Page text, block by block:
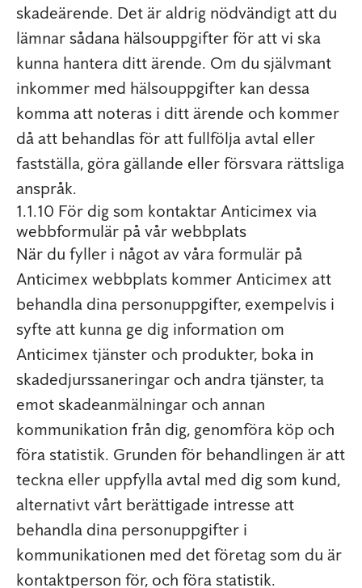
skadeärende. Det är aldrig nödvändigt att du
lämnar sådana hälsouppgifter för att vi ska
kunna hantera ditt ärende. Om du självmant
inkommer med hälsouppgifter kan dessa
komma att noteras i ditt ärende och kommer
då att behandlas för att fullfölja avtal eller
fastställa, göra gällande eller försvara rättsliga
anspråk.
1.1.10 För dig som kontaktar Anticimex via
webbformulär på vår webbplats
När du fyller i något av våra formulär på
Anticimex webbplats kommer Anticimex att
behandla dina personuppgifter, exempelvis i
syfte att kunna ge dig information om
Anticimex tjänster och produkter, boka in
skadedjurssaneringar och andra tjänster, ta
emot skadeanmälningar och annan
kommunikation från dig, genomföra köp och
föra statistik. Grunden för behandlingen är att
teckna eller uppfylla avtal med dig som kund,
alternativt vårt berättigade intresse att
behandla dina personuppgifter i
kommunikationen med det företag som du är
kontaktperson för, och föra statistik.